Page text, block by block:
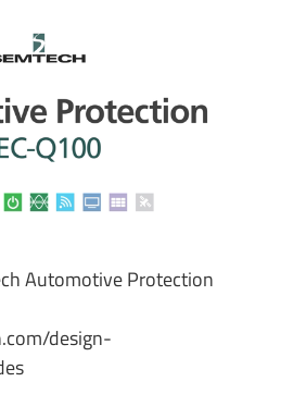
Automotive Protection
design-